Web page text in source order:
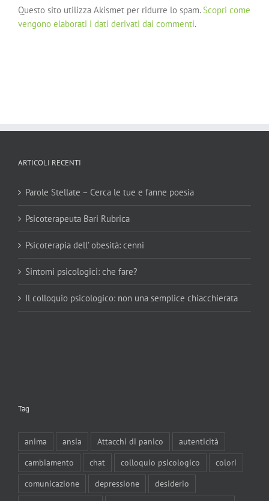
Questo sito utilizza Akismet per ridurre lo spam. Scopri come
vengono elaborati i dati derivati dai commenti.
ARTICOLI RECENTI
Parole Stellate – Cerca le tue e fanne poesia
Psicoterapeuta Bari Rubrica
Psicoterapia dell’ obesità: cenni
Sintomi psicologici: che fare?
Il colloquio psicologico: non una semplice chiacchierata
Tag
anima ansia Attacchi di panico
autenticità
cambiamento
chat colloquio psicologico
colori
comunicazione
depressione
desiderio